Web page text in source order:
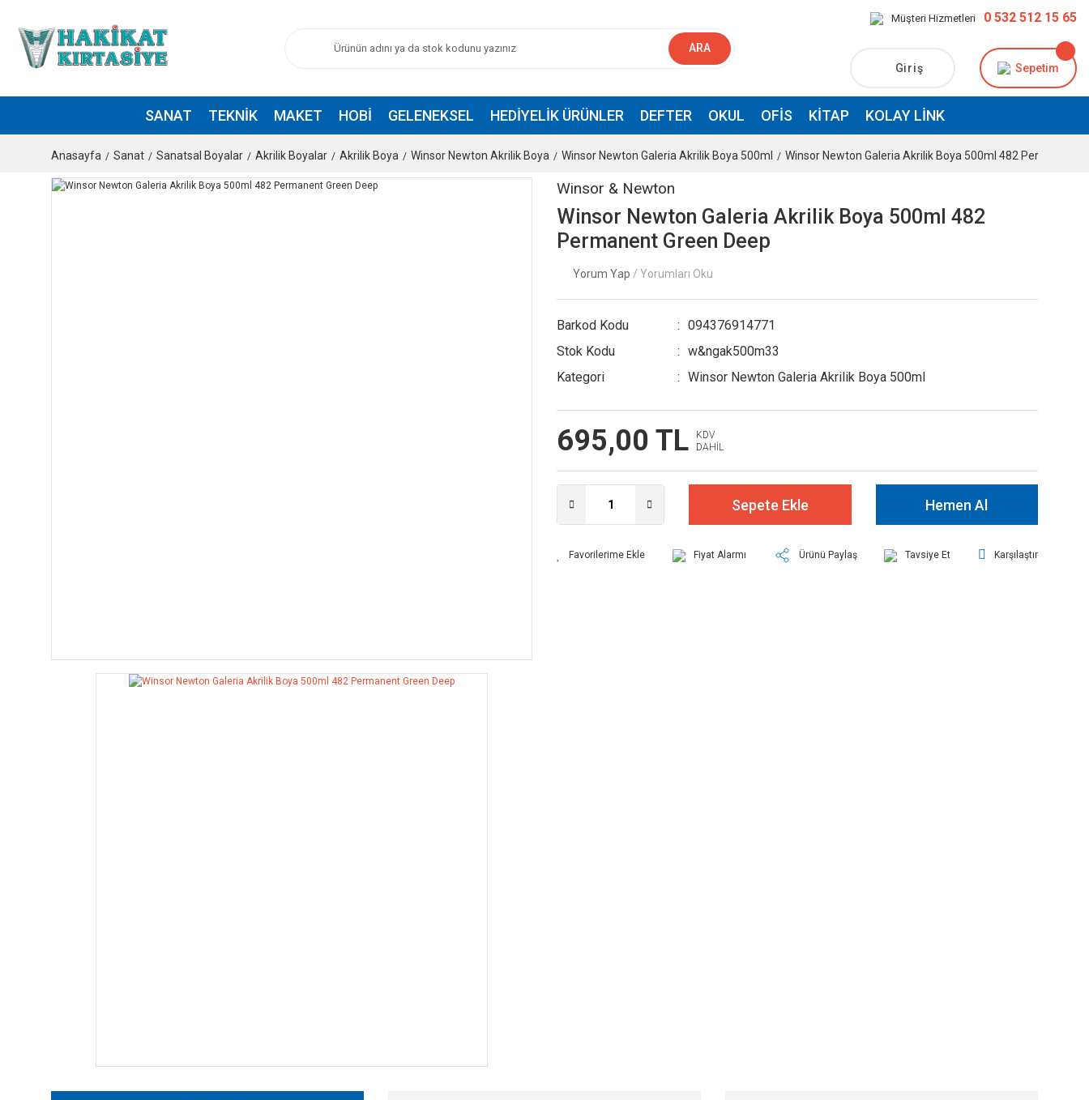
ARA
Müşteri Hizmetleri 0 532 512 15 65
Giriş Sepetim
SANAT TEKNIK MAKET HOBI GELENEKSEL HEDIYELIK ÜRÜNLER DEFTER OKUL OFIS KITAP KOLAY LINK
Anasayfa Sanat Sanatsal Boyalar Akrilik Boyalar Akrilik Boya Winsor Newton Akrilik Boya Winsor Newton Galeria Akrilik Boya 500ml Winsor Newton Galeria Akrilik Boya 500ml 482 Permanent
Winsor & Newton
Winsor Newton Galeria Akrilik Boya 500ml 482
Permanent Green Deep
Yorum Yap / Yorumları Oku
Barkod Kodu
094376914771
Stok Kodu
w&ngak500m33
Kategori
Winsor Newton Galeria Akrilik Boya 500ml
695,00 TL
KDV
DAHİL
Sepete Ekle Hemen Al
Fiyat Alarmı Ürünü Paylaş Tavsiye Et Karşılaştır